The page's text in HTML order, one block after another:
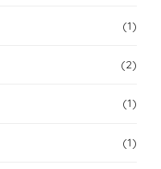
(1)
(2)
(1)
(1)